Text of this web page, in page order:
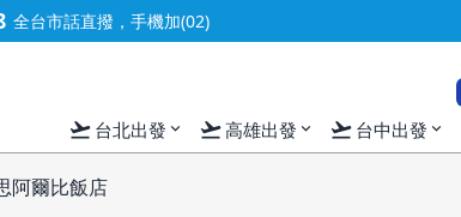
全台市話直撥，手機加(02)
flight_takeoff 台北出發 expand_more flight_takeoff高雄出發 expand_more flight_takeoff 台中出發 expand_more
阿爾比飯店